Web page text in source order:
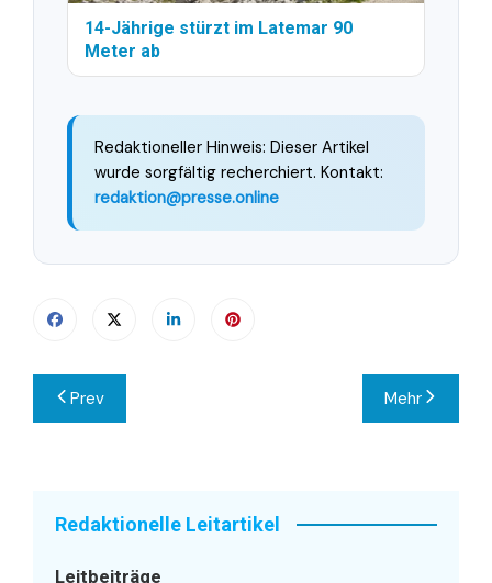
14-Jährige stürzt im Latemar 90
Meter ab
Redaktioneller Hinweis: Dieser Artikel
wurde sorgfältig recherchiert. Kontakt:
redaktion@presse.online
Beitragsnavigation
Prev Mehr
Redaktionelle Leitartikel
Leitbeiträge